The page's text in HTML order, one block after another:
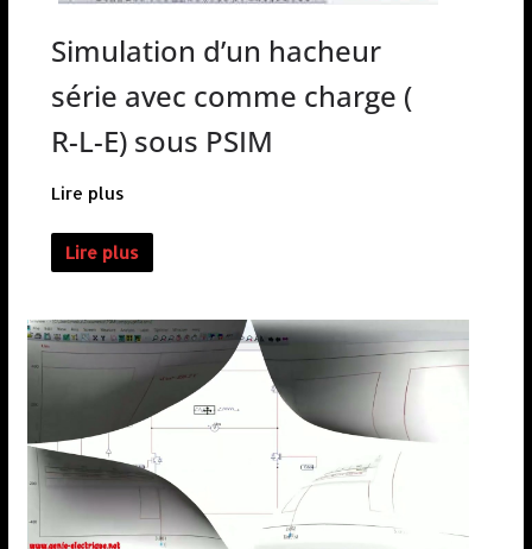
Simulation d’un hacheur
série avec comme charge (
R-L-E) sous PSIM
Lire plus
Lire plus